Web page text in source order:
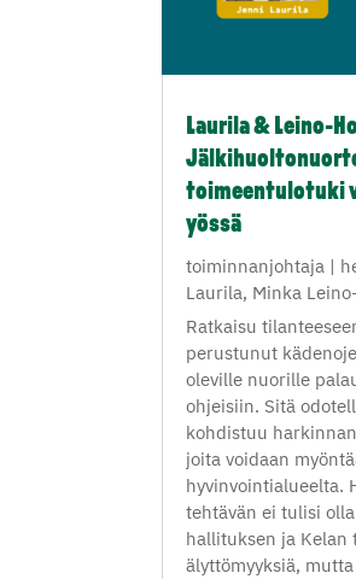
Laurila & Leino-
toimeentulotuki
yössä
toiminnanjohtaja |
Laurila, Minka
Ratkaisu
perustunut
oleville nuorille
ohjeisiin. Sitä
kohdistuu
joita voidaan
hyvinvointialueelta.
tehtävän ei tulisi
hallituksen ja Kelan
älyttömyyksiä,